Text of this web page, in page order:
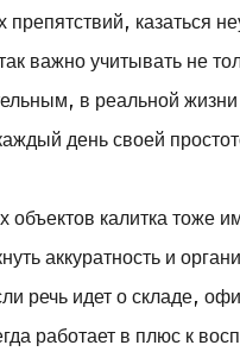
препятствий, казаться
важно учитывать не
в реальной
день своей
объектов калитка тоже
аккуратность и
речь идет о складе,
работает в плюс к